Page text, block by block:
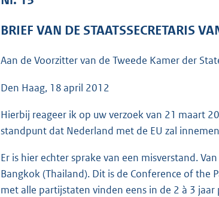
r
o
:
4
K
b
BRIEF VAN DE STAATSSECRETARIS
Aan de Voorzitter van de Tweede Kamer der
Den Haag, 18 april 2012
Hierbij reageer ik op uw verzoek van 21 maart
standpunt dat Nederland met de EU zal
Er is hier echter sprake van een misverstand.
Bangkok (Thailand). Dit is de Conference of the
met alle partijstaten vinden eens in de 2 à 3 jaar